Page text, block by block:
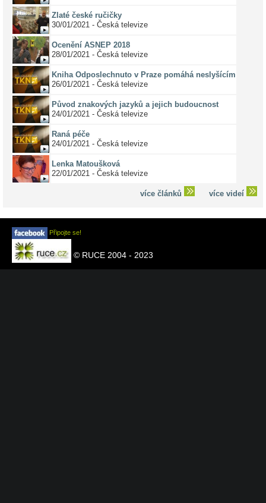
Zlaté české ručičky
30/01/2021 - Česká televize
Ocenění ASNEP 2018
28/01/2021 - Česká televize
Kniha Odposlechnuto v Praze pomáhá neslyšícím
26/01/2021 - Česká televize
Původ znakových jazyků a jejich budoucnost
24/01/2021 - Česká televize
Raná péče
24/01/2021 - Česká televize
Lenka Matoušková
22/01/2021 - Česká televize
více článků více videí
Připojte se!
© RUCE 2004 - 2023